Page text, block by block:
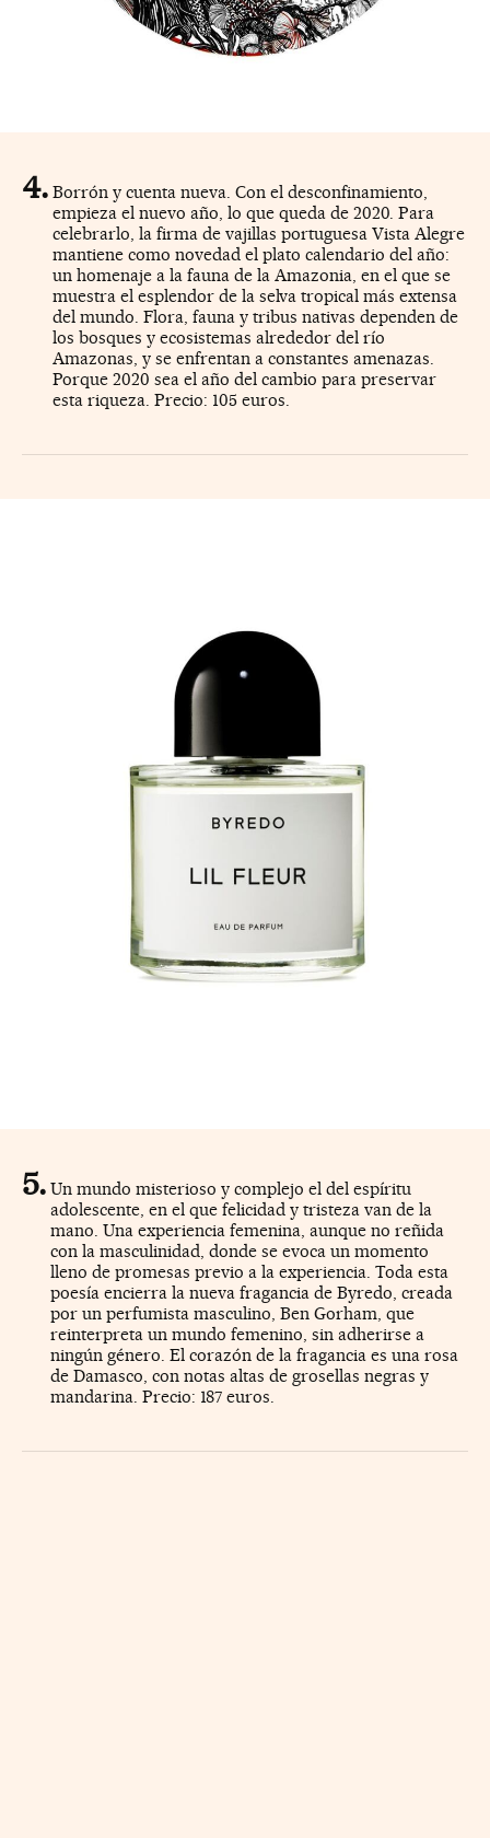
Borrón y cuenta nueva. Con el desconfinamiento,
empieza el nuevo año, lo que queda de 2020. Para
celebrarlo, la firma de vajillas portuguesa Vista Alegre
mantiene como novedad el plato calendario del año:
un homenaje a la fauna de la Amazonia, en el que se
muestra el esplendor de la selva tropical más extensa
del mundo. Flora, fauna y tribus nativas dependen de
los bosques y ecosistemas alrededor del río
Amazonas, y se enfrentan a constantes amenazas.
Porque 2020 sea el año del cambio para preservar
esta riqueza. Precio: 105 euros.
Un mundo misterioso y complejo el del espíritu
adolescente, en el que felicidad y tristeza van de la
mano. Una experiencia femenina, aunque no reñida
con la masculinidad, donde se evoca un momento
lleno de promesas previo a la experiencia. Toda esta
poesía encierra la nueva fragancia de Byredo, creada
por un perfumista masculino, Ben Gorham, que
reinterpreta un mundo femenino, sin adherirse a
ningún género. El corazón de la fragancia es una rosa
de Damasco, con notas altas de grosellas negras y
mandarina. Precio: 187 euros.